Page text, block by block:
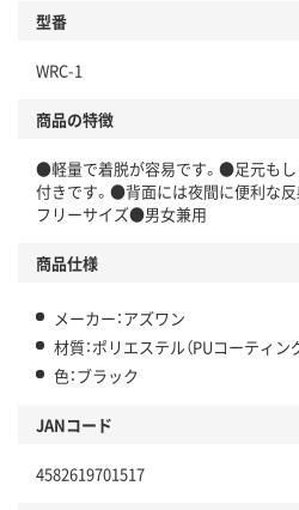
型番
WRC-1
商品の特徴
●軽量で着脱が容易です。●足元も
付きです。●背面には夜間に便利な
フリーサイズ●男女兼用
商品仕様
メーカー：アズワン
材質：ポリエステル（PUコーティン
色：ブラック
JANコード
4582619701517